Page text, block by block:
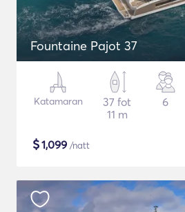
Fountaine Pajot 37
Katamaran
37 fot
11 m
6
$1,099 /natt